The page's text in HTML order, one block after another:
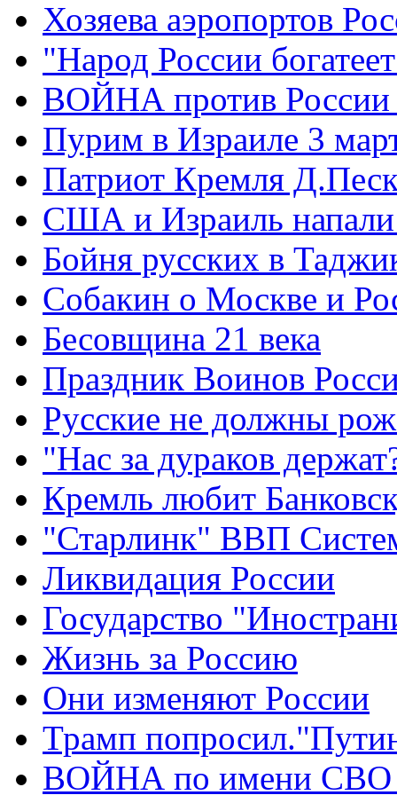
Хозяева аэропортов
"Народ России
ВОЙНА против России
Пурим в Израиле 3
Патриот Кремля
США и Израиль
Бойня русских в
Собакин о Москве и
Бесовщина 21 века
Праздник Воинов
Русские не должны
"Нас за дураков
Кремль любит
"Старлинк" ВВП
Ликвидация России
Государство
Жизнь за Россию
Они изменяют России
Трамп
ВОЙНА по имени СВО